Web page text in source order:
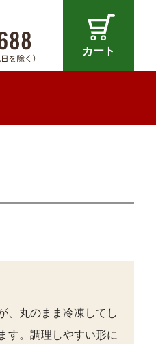
カート
、丸のまま冷凍してし
す。調理しやすい形に